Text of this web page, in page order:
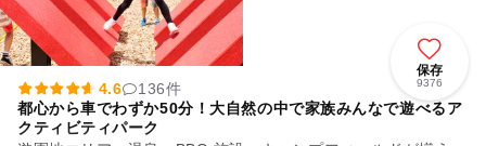
保存
9376
4.6
136件
都心から車でわずか50分！大自然の中で家族みんなで遊べるア
クティビティパーク